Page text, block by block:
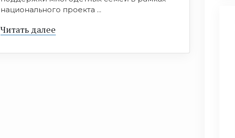
национального проекта ...
Читать далее